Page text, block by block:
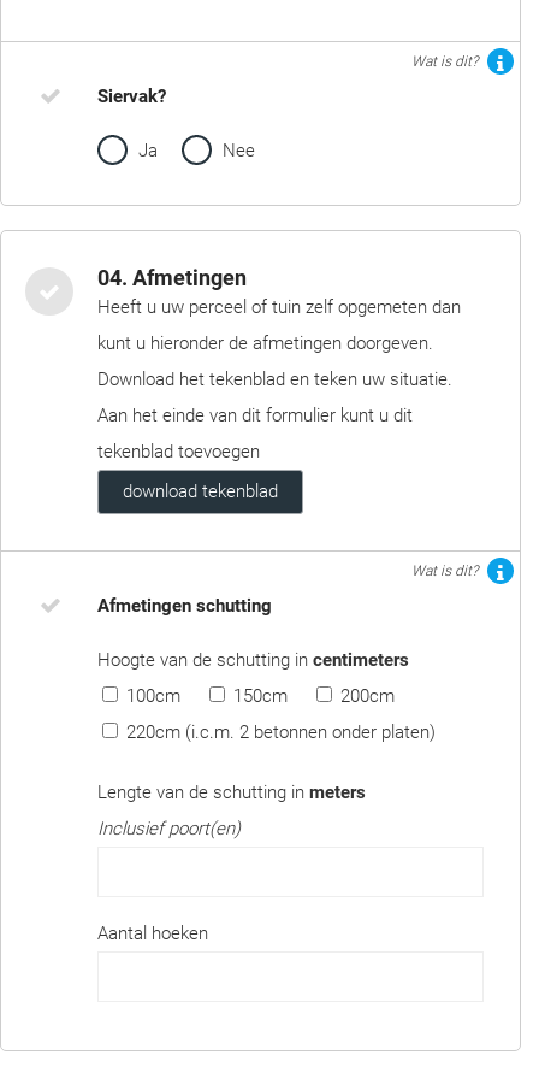
Wat is dit?
Siervak?
Ja Nee
04. Afmetingen
Heeft u uw perceel of tuin zelf opgemeten dan
kunt u hieronder de afmetingen doorgeven.
Download het tekenblad en teken uw situatie.
Aan het einde van dit formulier kunt u dit
tekenblad toevoegen
download tekenblad
Wat is dit?
Afmetingen schutting
Hoogte van de schutting in centimeters
100cm
150cm
200cm
220cm (i.c.m. 2 betonnen onder platen)
Lengte van de schutting in meters
Inclusief poort(en)
Aantal hoeken